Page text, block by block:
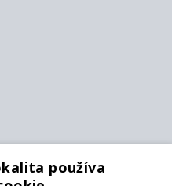
používa